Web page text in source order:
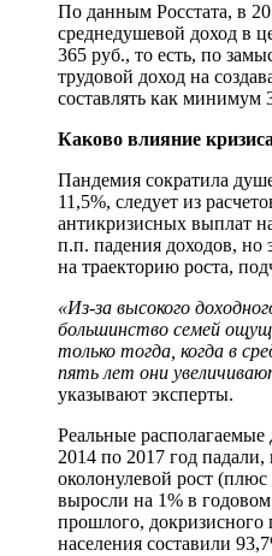
По данным Росстата, в
среднедушевой доход в
365 руб., то есть, по
трудовой доход на
составлять как минимум
Каково влияние
Пандемия сократила
11,5%, следует из
антикризисных выплат
п.п. падения доходов, но
на траекторию роста,
«Из-за высокого
большинство семей
только тогда, когда в
пять лет они
указывают эксперты.
Реальные
2014 по 2017 год падали,
околонулевой рост
выросли на 1% в
прошлого, докризисного
населения составили